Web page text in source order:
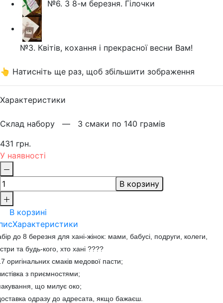
№6. З 8-м березня. Гілочки
№3. Квітів, кохання і прекрасної весни Вам!
👆 Натисніть ще раз, щоб збільшити зображення
Характеристики
Склад набору — 3 смаки по 140 грамів
431 грн.
У наявності
В корзину
В корзині
Характеристики
до 8 березня для хані-жінок: мами, бабусі, подруги, колеги,
та будь-кого, хто хані ????
оригінальних смаків медової пасти;
з приємностями;
що милує око;
одразу до адресата, якщо бажаєш.